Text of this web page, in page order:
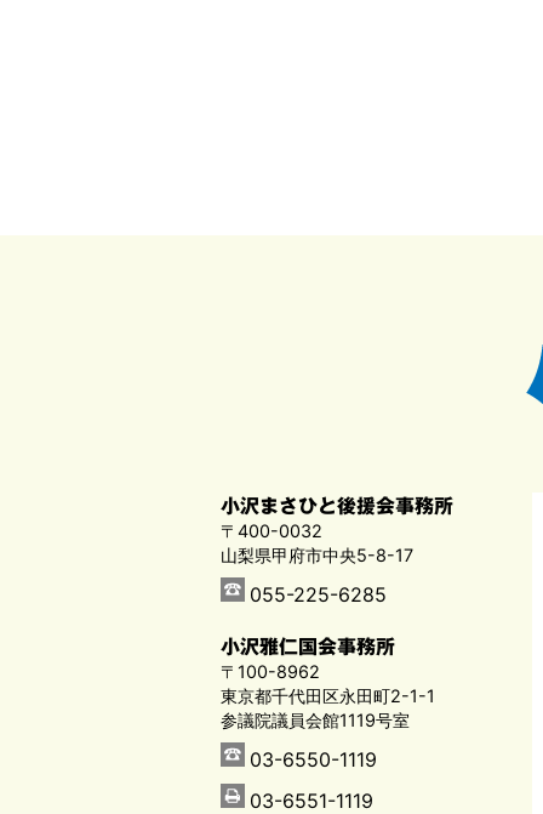
小沢まさひと後援会事務所
〒400-0032
山梨県甲府市中央5-8-17
055-225-6285
小沢雅仁国会事務所
〒100-8962
東京都千代田区永田町2-1-1
参議院議員会館1119号室
03-6550-1119
03-6551-1119